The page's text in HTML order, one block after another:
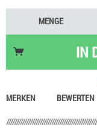
Geekvape Sonder
Einsteigerset
UWELL Caliburn G5
MENGE
IN
MERKEN
BEWERTEN